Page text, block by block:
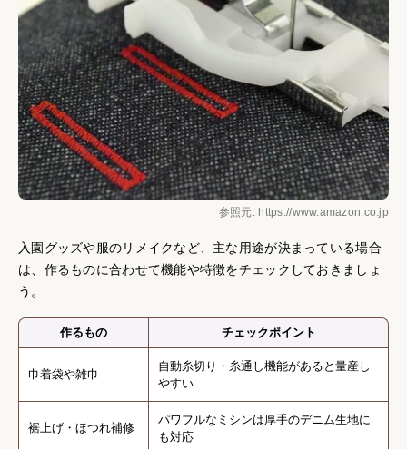
参照元: https://www.amazon.co.jp
入園グッズや服のリメイクなど、主な用途が決まっている場合
は、作るものに合わせて機能や特徴をチェックしておきましょ
う。
作るもの チェックポイント
巾着袋や雑巾
自動糸切り・糸通し機能があると量産し
やすい
裾上げ・ほつれ補修
パワフルなミシンは厚手のデニム生地に
も対応